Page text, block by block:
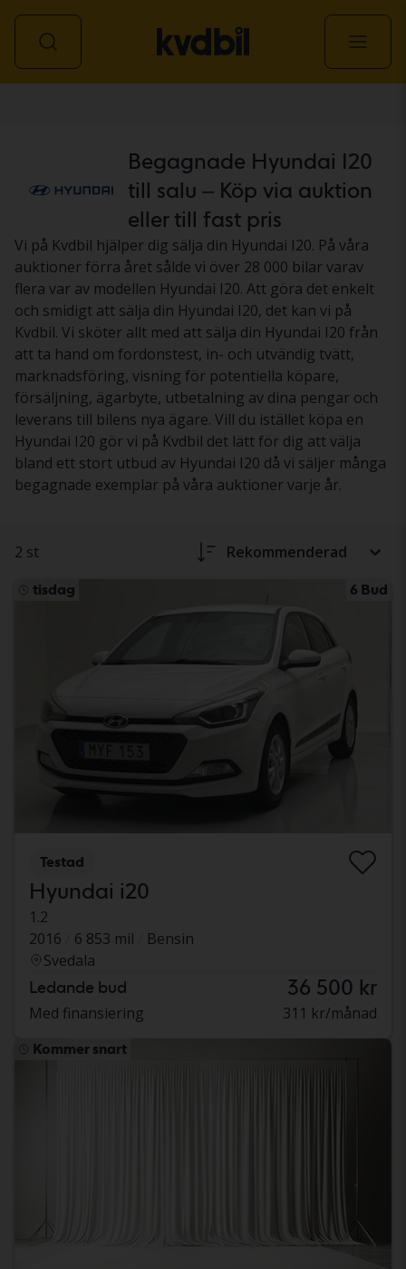
Begagnade Hyundai I20
till salu – Köp via auktion
eller till fast pris
Vi på Kvdbil hjälper dig sälja din Hyundai I20. På våra
auktioner förra året sålde vi över 28 000 bilar varav
flera var av modellen Hyundai I20. Att göra det enkelt
och smidigt att sälja din Hyundai I20, det kan vi på
Kvdbil. Vi sköter allt med att sälja din Hyundai I20 från
att ta hand om fordonstest, in- och utvändig tvätt,
marknadsföring, visning för potentiella köpare,
försäljning, ägarbyte, utbetalning av dina pengar och
leverans till bilens nya ägare. Vill du istället köpa en
Hyundai I20 gör vi på Kvdbil det lätt för dig att välja
bland ett stort utbud av Hyundai I20 då vi säljer många
begagnade exemplar på våra auktioner varje år.
2 st Rekommenderad
tisdag 6 Bud
Testad
Hyundai i20
1.2
2016
6 853 mil
Bensin
Svedala
Ledande bud 36 500 kr
Med finansiering 311 kr/månad
Kommer snart